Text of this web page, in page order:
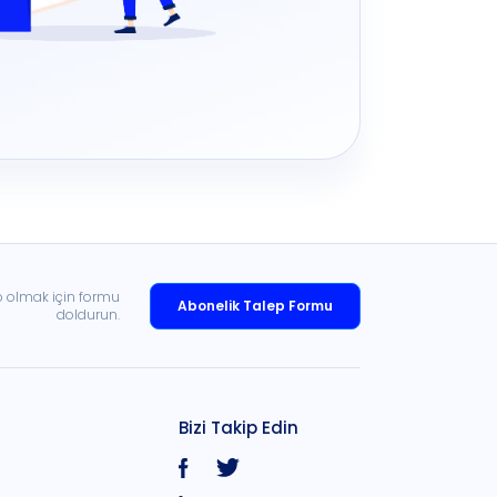
olmak için formu
doldurun.
Abonelik Talep Formu
Bizi Takip Edin